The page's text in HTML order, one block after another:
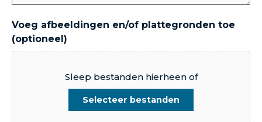
Voeg afbeeldingen en/of plattegronden toe
(optioneel)
Sleep bestanden hierheen of
Selecteer bestanden